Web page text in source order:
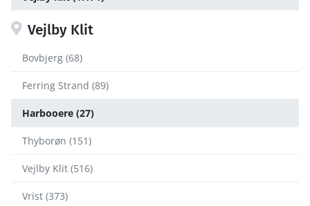
Vejlby Klit
Bovbjerg (68)
Ferring Strand (89)
Harbooere (27)
Thyborøn (151)
Vejlby Klit (516)
Vrist (373)